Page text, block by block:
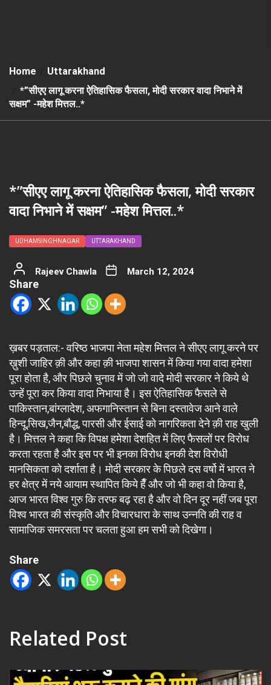
Home
Uttarakhand
*”सीएए लागू करना ऐतिहासिक फैसला, मोदी सरकार वादा निभाने में
सक्षम” -महेश मित्तल..*
*”सीएए लागू करना ऐतिहासिक फैसला, मोदी सरकार
वादा निभाने में सक्षम” -महेश मित्तल..*
UDHAMSINGHNAGAR UTTARAKHAND
Rajeev Chawla March 12, 2024
Share
ख़बर पड़ताल:- वरिष्ठ भाजपा नेता महेश मित्तल ने सीएए लागू करने पर
ख़ुशी जाहिर क़ी और कहा क़ी भाजपा शासन में किया गया वादा हमेशा
पूरा होता है, और पिछले चुनाव में जो जो वादे मोदी सरकार ने किये थे
उन्हें पूरा कर किया वादा निभाया है। इस ऐतिहासिक फैसले से
पाकिस्तान,बांग्लादेश, अफगानिस्तान से बिना दस्तावेज आने वाले
हिन्दू,सिख,जैन,बौद्ध, पारसी और ईसाई को नागरिकता देने क़ी राह खुली
है। मित्तल ने कहा कि विपक्ष हमेशा देशहित में लिए फैसलों पर विरोध
करता रहता है और इस पर भी इनका विरोध इनकी देश विरोधी
मानसिकता को दर्शाता है। मोदी सरकार के पिछले दस वर्षो में भारत ने
हर क्षेत्र में नये आयाम स्थापित किये हैँ और जो भी कहा वो किया है,
आज भारत विश्व गुरु कि तरफ बढ़ रहा है और वो दिन दूर नहीं जब पूरा
विश्व भारत की संस्कृति और विचारधारा के साथ उन्नति की राह व
सामाजिक समरसता पर चलता हुआ हम सभी को दिखेगा।
Share
Related Post